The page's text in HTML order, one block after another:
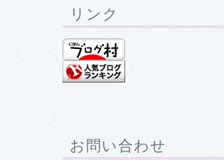
リンク
お問い合わせ